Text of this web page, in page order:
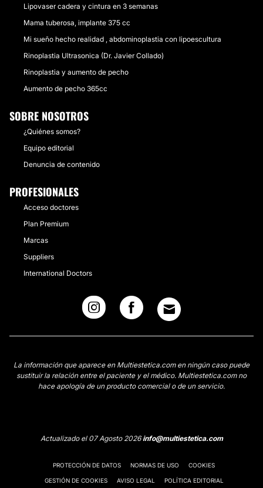
Lipovaser cadera y cintura en 3 semanas
Mama tuberosa, implante 375 cc
Mi sueño hecho realidad , abdominoplastia con lipoescultura
Rinoplastia Ultrasonica (Dr. Javier Collado)
Rinoplastia y aumento de pecho
Aumento de pecho 365cc
SOBRE NOSOTROS
¿Quiénes somos?
Equipo editorial
Denuncia de contenido
PROFESIONALES
Acceso doctores
Plan Premium
Marcas
Suppliers
International Doctors
La información que aparece en Multiestetica.com en ningún caso puede
sustituir la relación entre el paciente y el médico. Multiestetica.com no
hace apología de un producto comercial o de un servicio.
Actualizado el 07 Agosto 2026info@multiestetica.com
PROTECCIÓN DE DATOS NORMAS DE USO COOKIES
GESTIÓN DE COOKIES AVISO LEGAL POLÍTICA EDITORIAL